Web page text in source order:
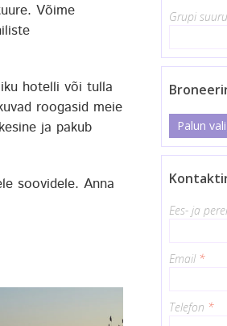
Võime
hotelli või tulla
roogasid meie
ja pakub
soovidele. Anna
Grupi
Palun
Ees- ja
Email *
Telefon *